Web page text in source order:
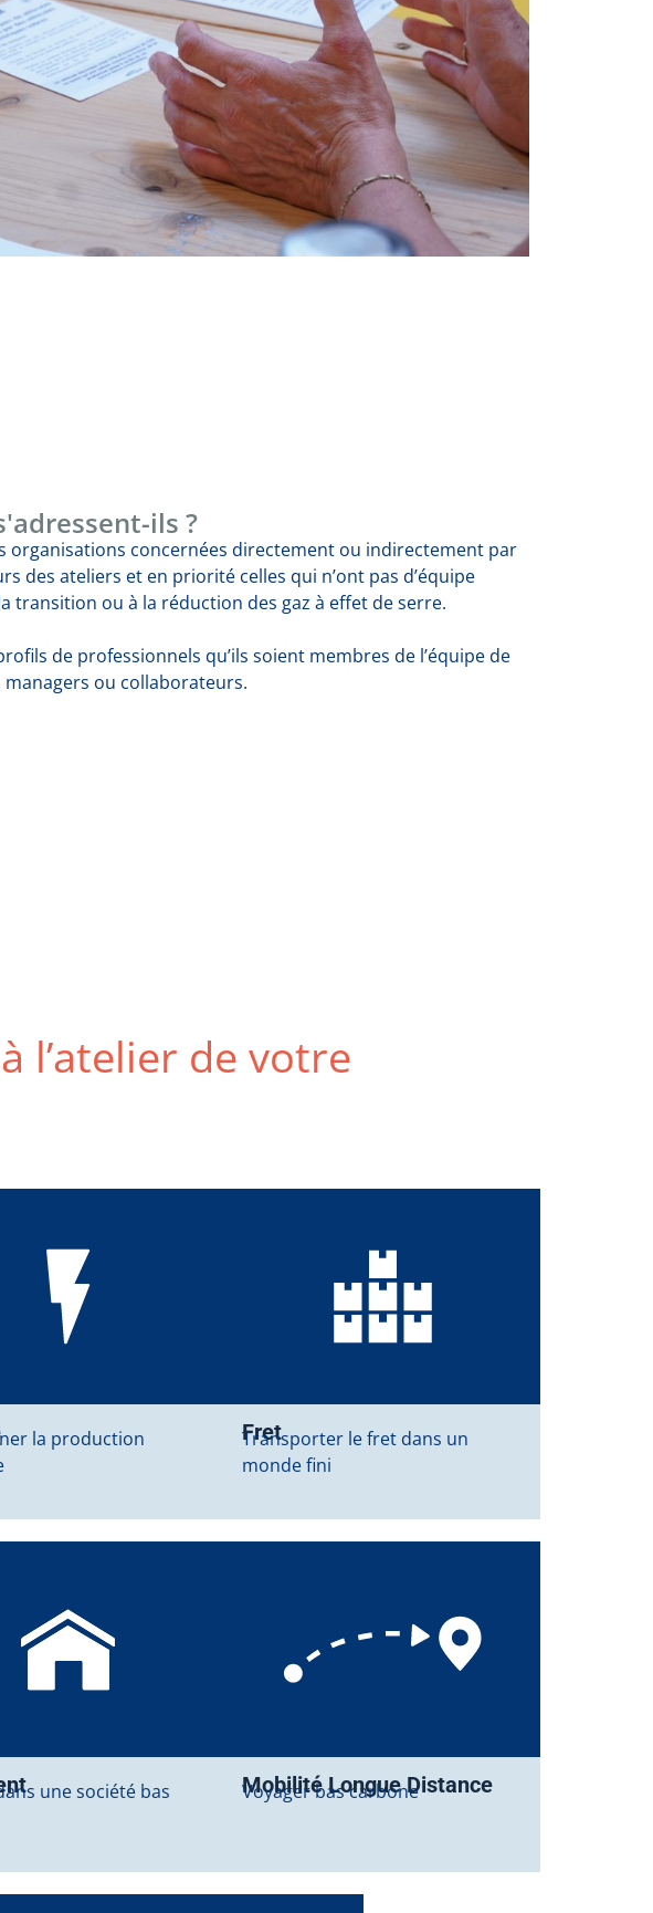
ils ?
organisations concernées directement ou indirectement par
des ateliers et en priorité celles qui n’ont pas d’équipe
transition ou à la réduction des gaz à effet de serre.
de professionnels qu’ils soient membres de l’équipe de
ou collaborateurs.
l’atelier de votre
la production
Fret
Transporter le fret dans un
monde fini
une société bas
Mobilité Longue Distance
Voyager bas carbone